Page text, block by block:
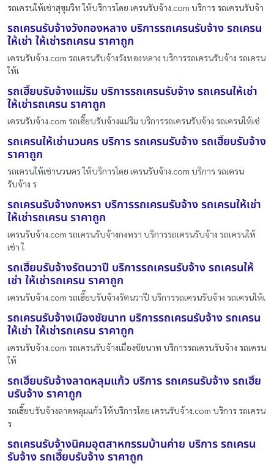
รถเครนให้เช่าสุขุมวิท ให้บริการโดย เครนรับจ้าง.com บริการ รถเครนรับจ้า
รถเครนรับจ้างวังทองหลาง บริการรถเครนรับจ้าง รถเครน
ให้เช่า ให้เช่ารถเครน ราคาถูก
เครนรับจ้าง.com รถเครนรับจ้างวังทองหลาง บริการรถเครนรับจ้าง รถเครน
ให้เ
รถเฮี๊ยบรับจ้างแม่ริม บริการรถเครนรับจ้าง รถเครนให้เช่า
ให้เช่ารถเครน ราคาถูก
เครนรับจ้าง.com รถเฮี๊ยบรับจ้างแม่ริม บริการรถเครนรับจ้าง รถเครนให้เช่
รถเครนให้เช่านวนคร บริการ รถเครนรับจ้าง รถเฮี๊ยบรับจ้าง
ราคาถูก
รถเครนให้เช่านวนคร ให้บริการโดย เครนรับจ้าง.com บริการ รถเครน
รับจ้าง ร
รถเครนรับจ้างกงหรา บริการรถเครนรับจ้าง รถเครนให้เช่า
ให้เช่ารถเครน ราคาถูก
เครนรับจ้าง.com รถเครนรับจ้างกงหรา บริการรถเครนรับจ้าง รถเครนให้
เช่า ใ
รถเฮี๊ยบรับจ้างรัตนวาปี บริการรถเครนรับจ้าง รถเครนให้
เช่า ให้เช่ารถเครน ราคาถูก
เครนรับจ้าง.com รถเฮี๊ยบรับจ้างรัตนวาปี บริการรถเครนรับจ้าง รถเครนให้เ
รถเครนรับจ้างเมืองชัยนาท บริการรถเครนรับจ้าง รถเครน
ให้เช่า ให้เช่ารถเครน ราคาถูก
เครนรับจ้าง.com รถเครนรับจ้างเมืองชัยนาท บริการรถเครนรับจ้าง รถเครน
ให้
รถเฮี๊ยบรับจ้างลาดหลุมแก้ว บริการ รถเครนรับจ้าง รถเฮี๊ย
บรับจ้าง ราคาถูก
รถเฮี๊ยบรับจ้างลาดหลุมแก้ว ให้บริการโดย เครนรับจ้าง.com บริการ รถเครน
ร
รถเครนรับจ้างนิคมอุตสาหกรรมบ้านค่าย บริการ รถเครน
รับจ้าง รถเฮี๊ยบรับจ้าง ราคาถูก